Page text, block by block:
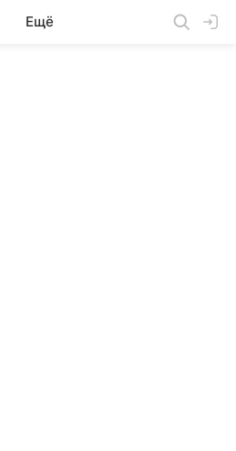
Ещё